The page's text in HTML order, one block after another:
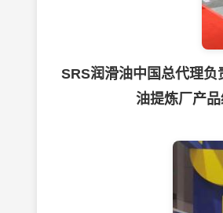
SRS润滑油中国总代理负
油提炼厂产